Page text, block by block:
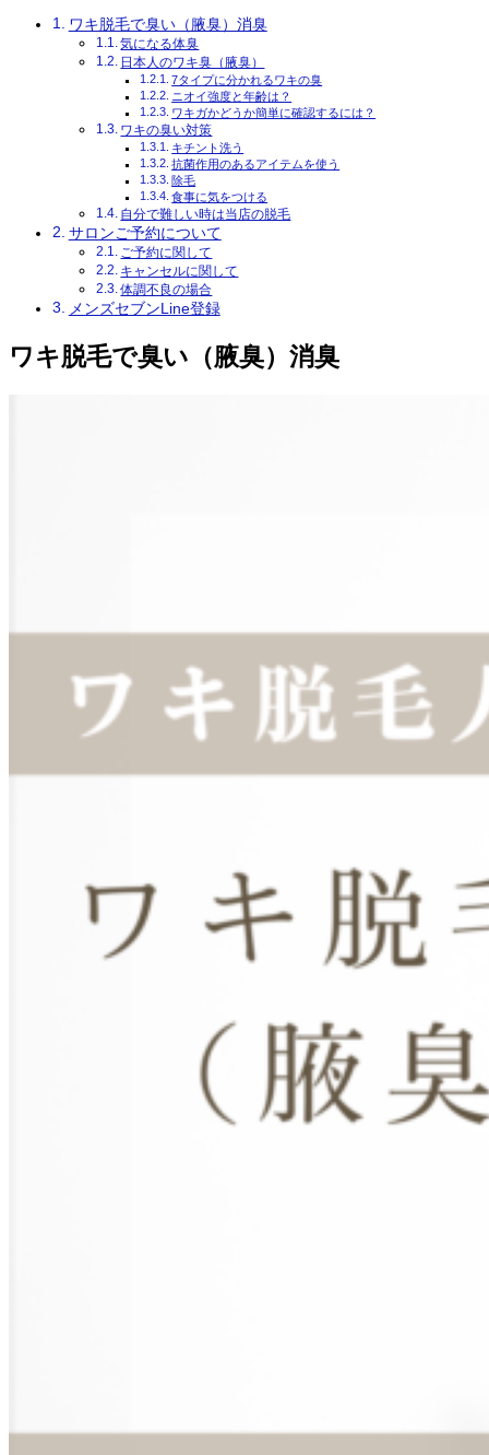
ワキ脱毛で臭い（腋臭）消臭
気になる体臭
日本人のワキ臭（腋臭）
7タイプに分かれるワキの臭
ニオイ強度と年齢は？
ワキガかどうか簡単に確認するには？
ワキの臭い対策
キチント洗う
抗菌作用のあるアイテムを使う
除毛
食事に気をつける
自分で難しい時は当店の脱毛
サロンご予約について
ご予約に関して
キャンセルに関して
体調不良の場合
メンズセブンLine登録
ワキ脱毛で臭い（腋臭）消臭